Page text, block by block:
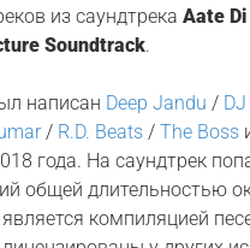
из саундтрека Aate
Soundtrack.
написан Deep Jandu /
/ R.D. Beats/ The Boss
года. На саундтрек
общей длительностью
компиляцией